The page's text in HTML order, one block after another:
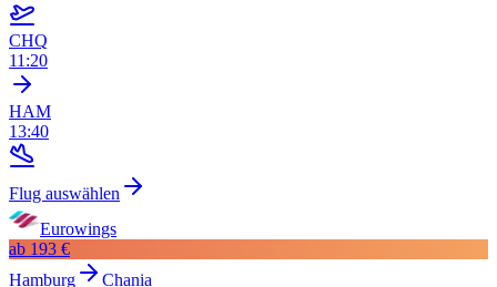
CHQ
11:20
HAM
13:40
Flug auswählen
Eurowings
ab 193 €
Hamburg
Chania